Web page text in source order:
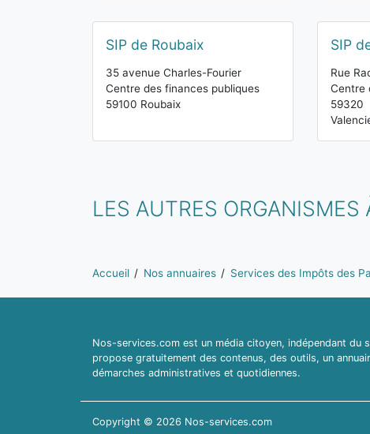
SIP de Roubaix
35 avenue Charles-Fourier
Centre des finances publiques
59100 Roubaix
SIP
Rue
Centre
59320
LES AUTRES ORGANISMES
Vous êtes ici:
Accueil Nos annuaires Services des Impôts des
Nos-services.com est un média citoyen, indépendant du
propose gratuitement des contenus, des outils, un
démarches administratives et quotidiennes.
Copyright © 2026 Nos-services.com